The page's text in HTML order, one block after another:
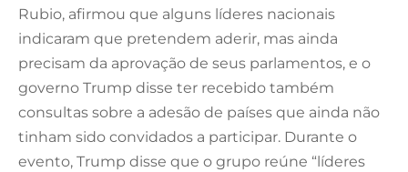
Rubio, afirmou que alguns líderes nacionais
indicaram que pretendem aderir, mas ainda
precisam da aprovação de seus parlamentos, e o
governo Trump disse ter recebido também
consultas sobre a adesão de países que ainda não
tinham sido convidados a participar. Durante o
evento, Trump disse que o grupo reúne “líderes